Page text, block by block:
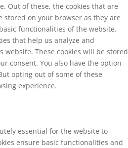
Out of these, the cookies that are
stored on your browser as they are
functionalities of the website.
that help us analyze and
website. These cookies will be stored
consent. You also have the option
opting out of some of these
experience.
essential for the website to
ensure basic functionalities and